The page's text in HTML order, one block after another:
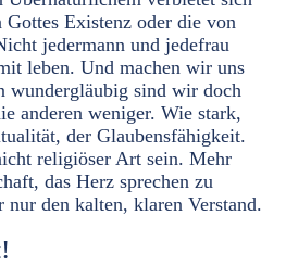
Gottes Existenz oder die von
jedermann und jedefrau
leben. Und machen wir uns
wundergläubig sind wir doch
anderen weniger. Wie stark,
der Glaubensfähigkeit.
religiöser Art sein. Mehr
das Herz sprechen zu
nur den kalten, klaren Verstand.